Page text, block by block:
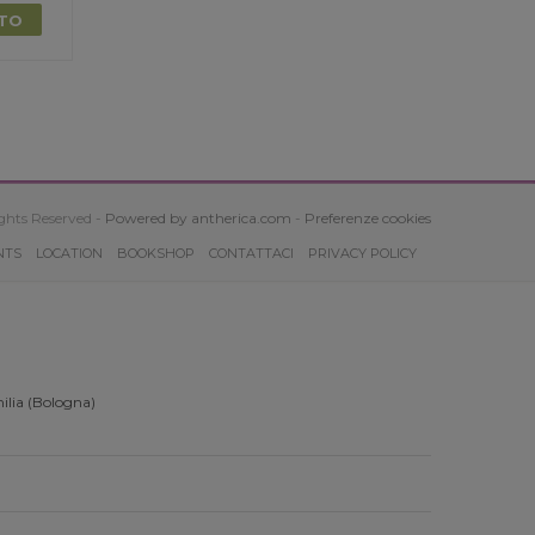
Reserved - Powered by antherica.com - Preferenze cookies
LOCATION BOOKSHOP CONTATTACI PRIVACY POLICY
(Bologna)